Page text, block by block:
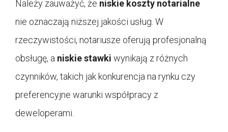
Należy zauważyć, że niskie koszty notarialne
nie oznaczają niższej jakości usług. W
rzeczywistości, notariusze oferują profesjonalną
obsługę, a niskie stawki wynikają z różnych
czynników, takich jak konkurencja na rynku czy
preferencyjne warunki współpracy z
deweloperami.